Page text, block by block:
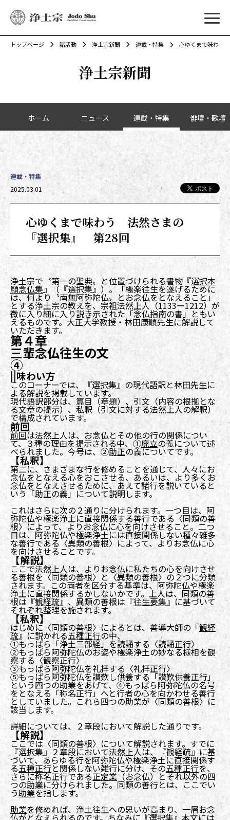
メ
浄土宗新聞
トップページ 諸活動 浄土宗新聞 連載・特集 心ゆくまで味わう
カテゴリーナビゲーション
ホーム ニュース 連載・特集 俳壇・歌壇
心ゆくまで味わう 法然さまの
『選択集』 第28回
連載・特集
投稿日時
2025.03.01
浄土宗で〝第一の聖典〟と位置づけられる書物『選択本
願念仏集』（『選択集』）。「極楽往生を遂げるために
は、何より〝南無阿弥陀仏〟とお念仏をとなえること」
とする浄土宗の教えを、宗祖法然上人（1133ー1212）が
微に入り細に入り説き示された「念仏指南の書」ともい
えるものです。大正大学教授・林田康順先生に解説して
いただきます。
第４章
三輩念仏往生の文
④
||味わい方
このコーナーでは、『選択集』の現代語訳と林田先生に
よる解説を掲載しています。
現代語訳部分は、篇目（章題）、引文（内容の根拠とな
る文章の提示）、私釈（引文に対する法然上人の解釈）
で構成されています。
前回
前回は法然上人は、お念仏とその他の行の関係につい
て、３種の理由を提示される中、①廃立の義について述
べられました。今号は、②助正の義についてです。
【私釈】
第二に、さまざまな行を修めることを通じて、人々にお
念仏をとなえる心をおこさせる、あるいは、より多くお
念仏をとなえさせるために、あえて諸行を説いていると
いう「助正の義」について説明します。
これはさらに次の２通りに分けられます。一つ目は、阿
弥陀仏や極楽浄土に直接関係する善行である〈同類の善
根〉によって、よりお念仏に心を向けさせること。二つ
目は、阿弥陀仏や極楽浄土には直接関係しない種々雑多
な善行である〈異類の善根〉によって、よりお念仏に心
を向けさせることです。
【解説】
ここで法然上人は、よりお念仏に私たちの心を向けさせ
る善根を〈同類の善根〉と〈異類の善根〉の２つに分類
されます。この両者を区分する基準は、阿弥陀仏や極楽
浄土に直接関係するかしないかです。上人は、同類の善
根は『観経疏』、異類の善根は『往生要集』に基づいて
それぞれ整理を施されます。
【私釈】
はじめに〈同類の善根〉によるとは、善導大師の『観経
疏』に説かれる五種正行の中、
①もっぱら「浄土三部経」を読誦する〈読誦正行〉
②もっぱら阿弥陀仏のお姿や極楽浄土の妙なる様相を観
察する〈観察正行〉
③もっぱら阿弥陀仏を礼拝する〈礼拝正行〉
⑤もっぱら阿弥陀仏を讃歎し供養する「讃歎供養正行」
という四つの助業をあげて、④もっぱら阿弥陀仏の名号
をとなえる「称名正行」へと行者の心を向かわせる善行
としていました。これら四つの助業が〈同類の善根〉に
該当します。
詳細については、２章段において解説した通りです。
【解説】
ここでは〈同類の善根〉について解説されます。すでに
『選択集』２章段において法然上人は、『観経疏』に基
づいて、あらゆる行を阿弥陀仏や極楽浄土に直接関係す
る五種正行と関係しない雑行に分け、その五種正行を、
さらに称名正行である正定業（お念仏）とそれ以外の四
つの助業に分けられました。同類の善行とは、ここでい
う助業を指します。
助業を修めれば、浄土往生への思いが高まり、一層お念
仏がとなえられるのです。ちなみに『選択集』本文には